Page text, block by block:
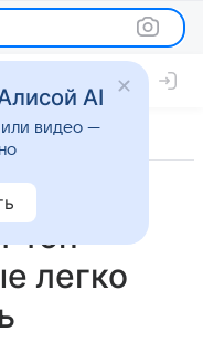
топ-
легко
AI
или видео —